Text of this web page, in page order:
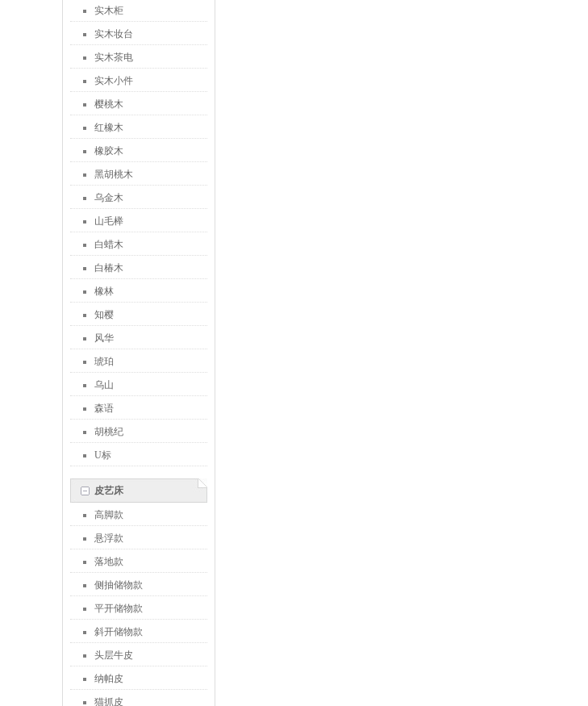
实木柜
实木妆台
实木茶电
实木小件
樱桃木
红橡木
橡胶木
黑胡桃木
乌金木
山毛榉
白蜡木
白椿木
橡林
知樱
风华
琥珀
乌山
森语
胡桃纪
U标
皮艺床
高脚款
悬浮款
落地款
侧抽储物款
平开储物款
斜开储物款
头层牛皮
纳帕皮
猫抓皮